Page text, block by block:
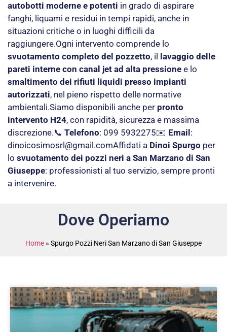
autobotti moderne e potenti in grado di aspirare
fanghi, liquami e residui in tempi rapidi, anche in
situazioni critiche o in luoghi difficili da
raggiungere.Ogni intervento comprende lo
svuotamento completo del pozzetto, il
lavaggio delle
pareti interne con canal jet ad alta pressione e lo
smaltimento dei rifiuti liquidi presso impianti
autorizzati, nel pieno rispetto delle normative
ambientali.Siamo disponibili anche per pronto
intervento H24, con rapidità, sicurezza e massima
discrezione.📞 Telefono: 099 5932275✉️ Email :
dinoicosimosrl@gmail.comAffidati a Dinoi Spurgo per
lo svuotamento dei pozzi neri a San Marzano di San
Giuseppe: professionisti al tuo servizio, sempre pronti
a intervenire.
Dove Operiamo
Home » Spurgo Pozzi Neri San Marzano di San Giuseppe